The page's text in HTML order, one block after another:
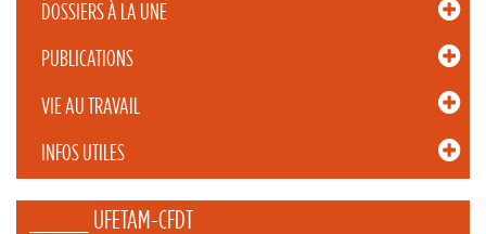
DOSSIERS À LA UNE
PUBLICATIONS
VIE AU TRAVAIL
INFOS UTILES
_____ UFETAM-CFDT